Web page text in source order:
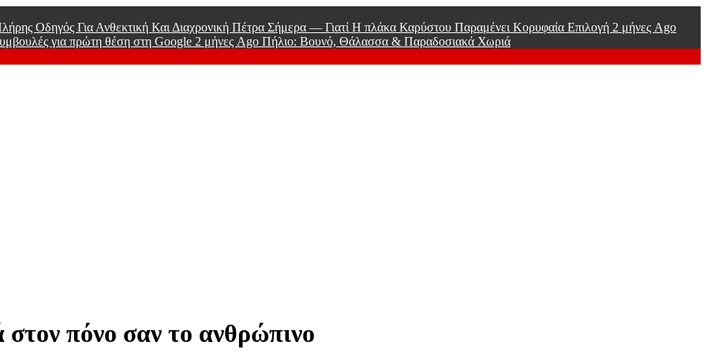
Οδηγός Για Ανθεκτική Και Διαχρονική Πέτρα Σήμερα — Γιατί Η πλάκα Καρύστου Παραμένει Κορυφαία Επιλογή 2 μήνες Ago
για πρώτη θέση στη Google 2 μήνες Ago Πήλιο: Βουνό, Θάλασσα & Παραδοσιακά Χωριά
πόνο σαν το ανθρώπινο